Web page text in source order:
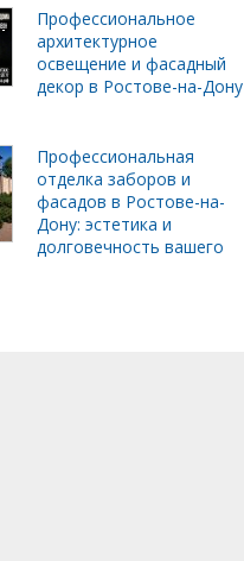
Профессиональное
архитектурное
освещение и фасадный
декор в Ростове-на-Дону
Профессиональная
отделка заборов и
фасадов в Ростове-на-
Дону: эстетика и
долговечность вашего